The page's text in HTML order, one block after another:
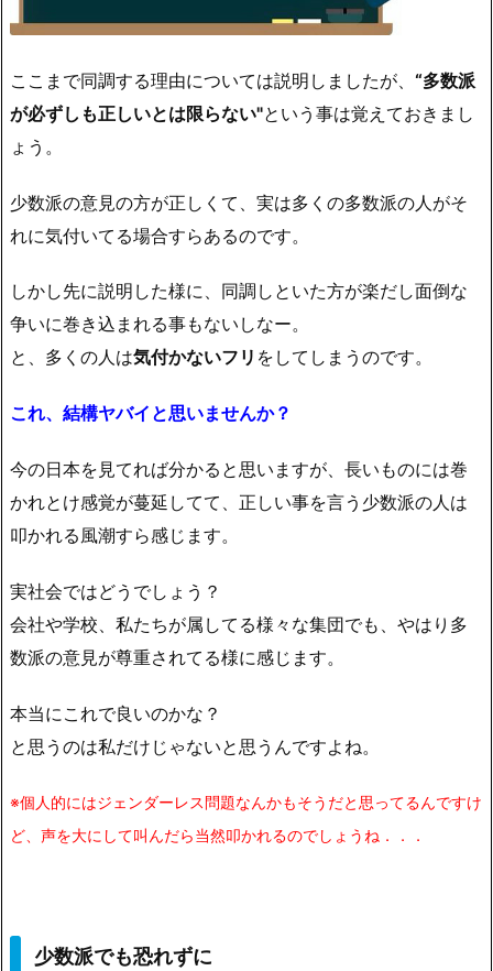
ここまで同調する理由については説明しましたが、 “多数派
が必ずしも正しいとは限らない"という事は覚えておきまし
ょう。
少数派の意見の方が正しくて、実は多くの多数派の人がそ
れに気付いてる場合すらあるのです。
しかし先に説明した様に、同調しといた方が楽だし面倒な
争いに巻き込まれる事もないしなー。
と、多くの人は気付かないフリ をしてしまうのです。
これ、結構ヤバイと思いませんか？
今の日本を見てれば分かると思いますが、長いものには巻
かれとけ感覚が蔓延してて、正しい事を言う少数派の人は
叩かれる風潮すら感じます。
実社会ではどうでしょう？
会社や学校、私たちが属してる様々な集団でも、やはり多
数派の意見が尊重されてる様に感じます。
本当にこれで良いのかな？
と思うのは私だけじゃないと思うんですよね。
※個人的にはジェンダーレス問題なんかもそうだと思ってるんですけ
ど、声を大にして叫んだら当然叩かれるのでしょうね．．．
少数派でも恐れずに